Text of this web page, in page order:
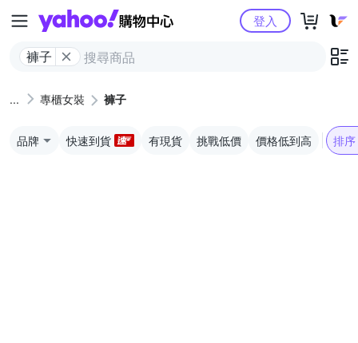
Yahoo購物中心
褲子
登入
專櫃女裝 褲子
品牌 快速到貨 有現貨 挑戰低價 價格低到高 排序